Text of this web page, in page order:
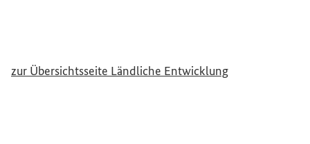
zur Übersichtsseite Ländliche Entwicklung